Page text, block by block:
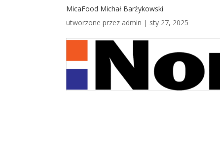
MicaFood Michał Barżykowski
utworzone przez admin | sty 27, 2025